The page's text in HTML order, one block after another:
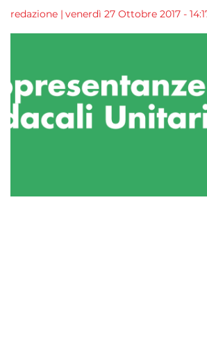
redazione | venerdì 27 Ottobre 2017 -